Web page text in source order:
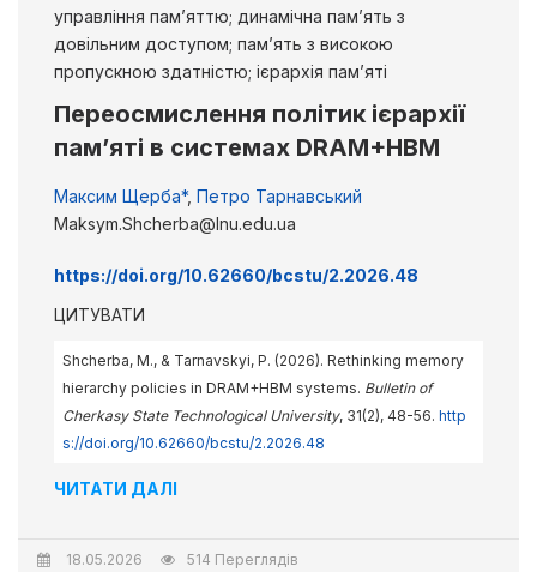
управління пам’яттю; динамічна пам’ять з
довільним доступом; пам’ять з високою
пропускною здатністю; ієрархія пам’яті
Переосмислення політик ієрархії
пам’яті в системах DRAM+HBM
Максим Щерба*, Петро Тарнавський
Maksym.Shcherba@lnu.edu.ua
https://doi.org/10.62660/bcstu/2.2026.48
ЦИТУВАТИ
Shcherba, M., & Tarnavskyi, P. (2026). Rethinking memory
hierarchy policies in DRAM+HBM systems. Bulletin of
Cherkasy State Technological University, 31(2), 48-56. http
s://doi.org/10.62660/bcstu/2.2026.48
ЧИТАТИ ДАЛІ
18.05.2026
514 Переглядів